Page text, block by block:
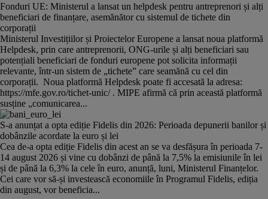
Fonduri UE: Ministerul a lansat un helpdesk pentru antreprenori și alți
beneficiari de finanțare, asemănător cu sistemul de tichete din
corporații
Ministerul Investițiilor și Proiectelor Europene a lansat noua platformă
Helpdesk, prin care antreprenorii, ONG-urile și alți beneficiari sau
potențiali beneficiari de fonduri europene pot solicita informații
relevante, într-un sistem de „tichete” care seamănă cu cel din
corporații. Noua platformă Helpdesk poate fi accesată la adresa:
https://mfe.gov.ro/tichet-unic/ . MIPE afirmă că prin această platformă
susține „comunicarea...
S-a anunțat a opta ediție Fidelis din 2026: Perioada depunerii banilor și
dobânzile acordate la euro și lei
Cea de-a opta ediție Fidelis din acest an se va desfășura în perioada 7-
14 august 2026 și vine cu dobânzi de până la 7,5% la emisiunile în lei
și de până la 6,3% la cele în euro, anunță, luni, Ministerul Finanțelor.
Cei care vor să-și investească economiile în Programul Fidelis, ediția
din august, vor beneficia...